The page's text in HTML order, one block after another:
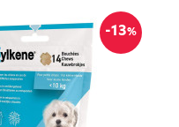
-13%